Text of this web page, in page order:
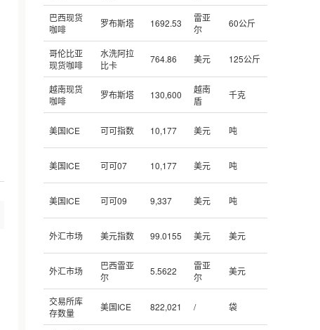
巴西现货
咖啡
罗布斯塔 1692.53
雷亚
尔
60公斤
哥伦比亚
现货咖啡
水洗阿拉
比卡
764.86 美元 125公斤
越南现货
咖啡
罗布斯塔 130,600
越南
盾
千克
美国ICE 可可指数 10,177 美元 吨
美国ICE 可可07 10,177 美元 吨
美国ICE 可可09 9,337 美元 吨
外汇市场 美元指数 99.0155 美元 美元
外汇市场
巴西雷亚
尔
5.5622
雷亚
尔
美元
交易所库
存数量
美国ICE 822,021 / 袋